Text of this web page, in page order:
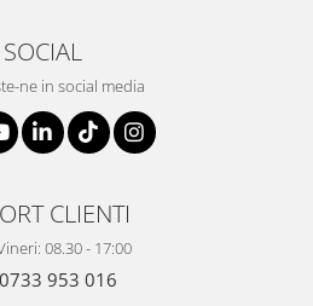
voiaj
SOCIAL
ne in social media
CLIENTI
08.30 - 17:00
0733 953 016